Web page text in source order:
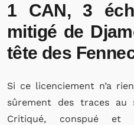
1 CAN, 3
mitigé de
tête des
Si ce licenciement n’a
sûrement des traces au
Critiqué, conspué et